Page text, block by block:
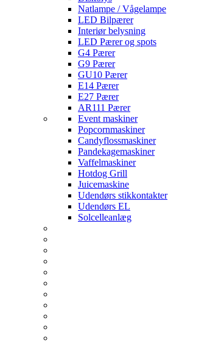
Natlampe / Vågelampe
LED Bilpærer
Interiør belysning
LED Pærer og spots
G4 Pærer
G9 Pærer
GU10 Pærer
E14 Pærer
E27 Pærer
AR111 Pærer
Event maskiner
Popcornmaskiner
Candyflossmaskiner
Pandekagemaskiner
Vaffelmaskiner
Hotdog Grill
Juicemaskine
Udendørs stikkontakter
Udendørs EL
Solcelleanlæg